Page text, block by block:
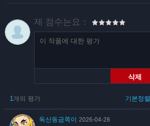
제 점수는요：
삭제
기본정렬
1개의 평가
독산동금쪽이 2026-04-28